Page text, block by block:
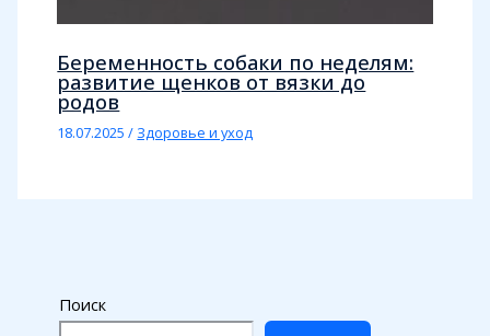
Беременность собаки по неделям:
развитие щенков от вязки до
родов
18.07.2025/ Здоровье и уход
Поиск